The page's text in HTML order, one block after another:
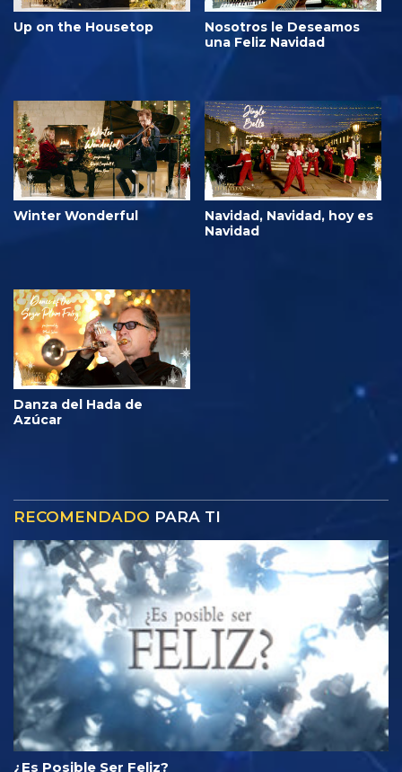
Up on the Housetop
Nosotros le Deseamos
una Feliz Navidad
Winter Wonderful
Navidad, Navidad, hoy es
Navidad
Danza del Hada de
Azúcar
RECOMENDADO PARA TI
¿Es Posible Ser Feliz?